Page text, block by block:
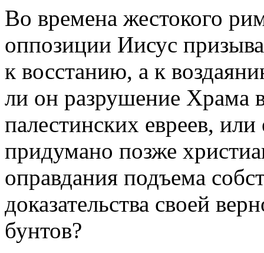
Во времена жестокого
оппозиции Иисус
к восстанию, а к
ли он разрушение Храма
палестинских евреев,
придумано позже
оправдания подъема
доказательства своей
бунтов?